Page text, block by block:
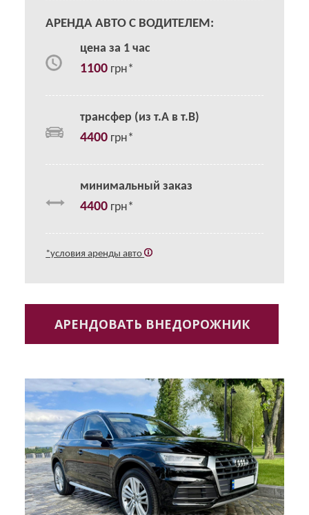
АРЕНДА АВТО С ВОДИТЕЛЕМ:
цена за 1 час
1100 грн*
трансфер (из т.А в т.В)
4400 грн*
минимальный заказ
4400 грн*
*условия аренды авто
АРЕНДОВАТЬ ВНЕДОРОЖНИК